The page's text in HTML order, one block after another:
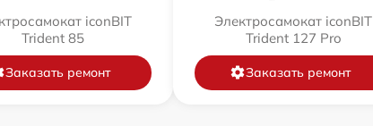
iconBIT
Trident 85
Заказать ремонт
Электросамокат iconBIT
Trident 127 Pro
Заказать ремонт